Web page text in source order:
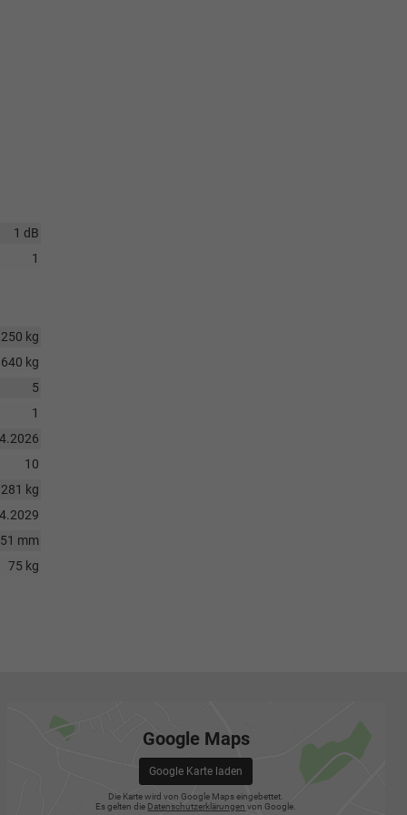
1 dB
1
kg
640 kg
5
1
10
kg
mm
75 kg
Google Maps
Google Karte laden
Die Karte wird von Google Maps eingebettet.
Es gelten die Datenschutzerklärungen von Google.